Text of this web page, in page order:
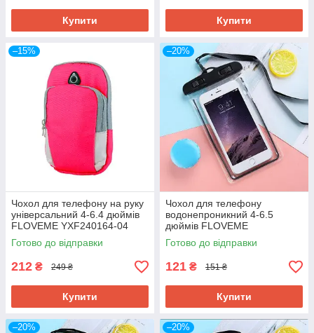
Купити Купити
–15%
Чохол для телефону на руку
універсальний 4-6.4 дюймів
FLOVEME YXF240164-04
рожевий
Готово до відправки
212 ₴ 249 ₴
Купити
–20%
Чохол для телефону
водонепроникний 4-6.5
дюймів FLOVEME
YXF68043_7 чорний
Готово до відправки
121 ₴ 151 ₴
Купити
–20% –20%